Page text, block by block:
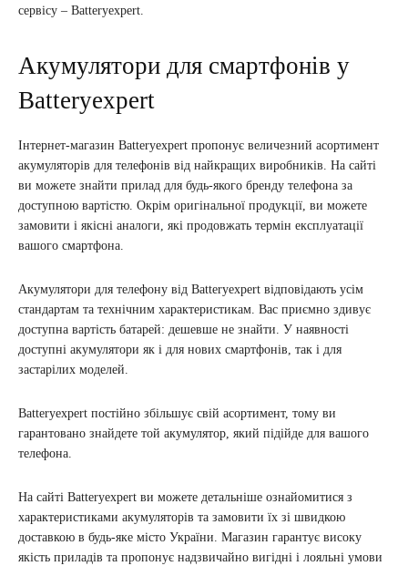
сервісу – Batteryexpert.
Акумулятори для смартфонів у
Batteryexpert
Інтернет-магазин Batteryexpert пропонує величезний асортимент
акумуляторів для телефонів від найкращих виробників. На сайті
ви можете знайти прилад для будь-якого бренду телефона за
доступною вартістю. Окрім оригінальної продукції, ви можете
замовити і якісні аналоги, які продовжать термін експлуатації
вашого смартфона.
Акумулятори для телефону від Batteryexpert відповідають усім
стандартам та технічним характеристикам. Вас приємно здивує
доступна вартість батарей: дешевше не знайти. У наявності
доступні акумулятори як і для нових смартфонів, так і для
застарілих моделей.
Batteryexpert постійно збільшує свій асортимент, тому ви
гарантовано знайдете той акумулятор, який підійде для вашого
телефона.
На сайті Batteryexpert ви можете детальніше ознайомитися з
характеристиками акумуляторів та замовити їх зі швидкою
доставкою в будь-яке місто України. Магазин гарантує високу
якість приладів та пропонує надзвичайно вигідні і лояльні умови